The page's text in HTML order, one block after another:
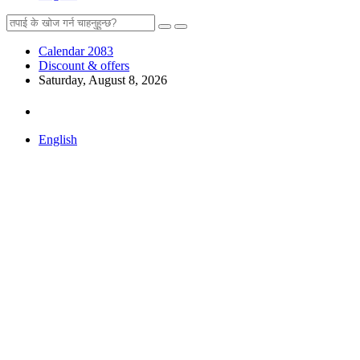
Calendar 2083
Discount & offers
Saturday, August 8, 2026
English